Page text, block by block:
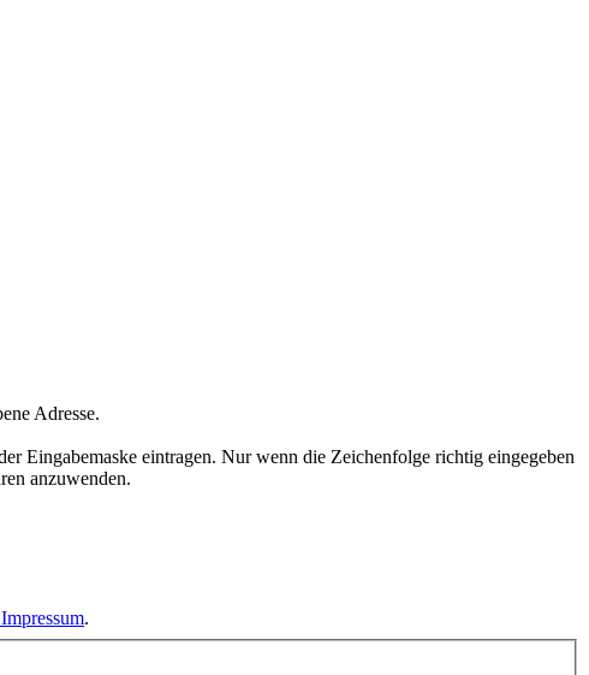
Adresse.
Eingabemaske eintragen. Nur wenn die Zeichenfolge richtig eingegeben
anzuwenden.
.